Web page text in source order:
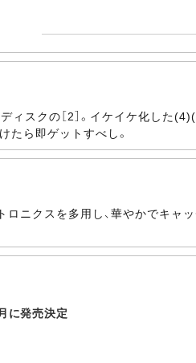
ィスクの［2］。イケイケ化し
たら即ゲットすべし。
ニクスを多用し、華やかでキャ
に発売決定